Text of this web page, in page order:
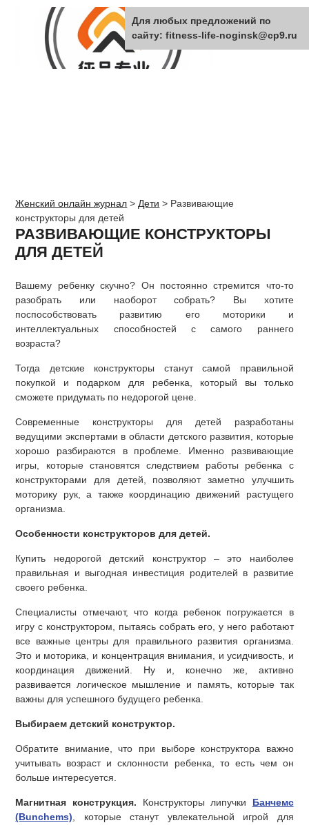
Женский онлайн журнал > Дети > Развивающие
конструкторы для детей
РАЗВИВАЮЩИЕ КОНСТРУКТОРЫ
ДЛЯ ДЕТЕЙ
Вашему ребенку скучно? Он постоянно стремится что-то
разобрать или наоборот собрать? Вы хотите
поспособствовать развитию его моторики и
интеллектуальных способностей с самого раннего
возраста?
Тогда детские конструкторы станут самой правильной
покупкой и подарком для ребенка, который вы только
сможете придумать по недорогой цене.
Современные конструкторы для детей разработаны
ведущими экспертами в области детского развития, которые
хорошо разбираются в проблеме. Именно развивающие
игры, которые становятся следствием работы ребенка с
конструкторами для детей, позволяют заметно улучшить
моторику рук, а также координацию движений растущего
организма.
Особенности конструкторов для детей.
Купить недорогой детский конструктор – это наиболее
правильная и выгодная инвестиция родителей в развитие
своего ребенка.
Специалисты отмечают, что когда ребенок погружается в
игру с конструктором, пытаясь собрать его, у него работают
все важные центры для правильного развития организма.
Это и моторика, и концентрация внимания, и усидчивость, и
координация движений. Ну и, конечно же, активно
развивается логическое мышление и память, которые так
важны для успешного будущего ребенка.
Выбираем детский конструктор.
Обратите внимание, что при выборе конструктора важно
учитывать возраст и склонности ребенка, то есть чем он
больше интересуется.
Магнитная конструкция. Конструкторы липучки Банчемс
(Bunchems) , которые станут увлекательной игрой для
Для любых предложений по
сайту: fitness-life-noginsk@cp9.ru